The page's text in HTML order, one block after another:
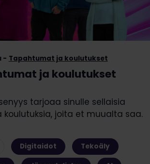
ja koulutukset
Tapahtumat ja koulutukset
tarjoaa sinulle sellaisia
joita et muualta saa.
Digitaidot Tekoäly